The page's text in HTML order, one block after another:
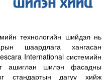
технологийн шийдэл нь
шаардлага хангасан
International системийн
ашиглан шилэн фасадны
стандартын дагуу хийж